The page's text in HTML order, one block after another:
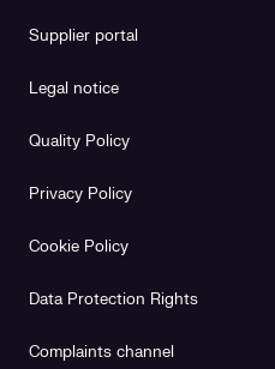
Supplier portal
Legal notice
Quality Policy
Privacy Policy
Cookie Policy
Data Protection Rights
Complaints channel